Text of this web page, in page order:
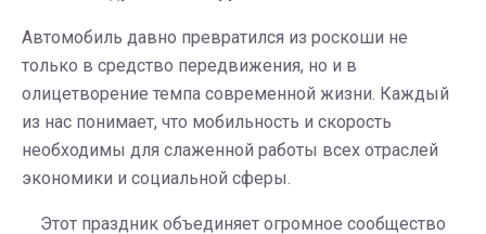
Автомобиль давно превратился из роскоши не
только в средство передвижения, но и в
олицетворение темпа современной жизни. Каждый
из нас понимает, что мобильность и скорость
необходимы для слаженной работы всех отраслей
экономики и социальной сферы.
Этот праздник объединяет огромное сообщество